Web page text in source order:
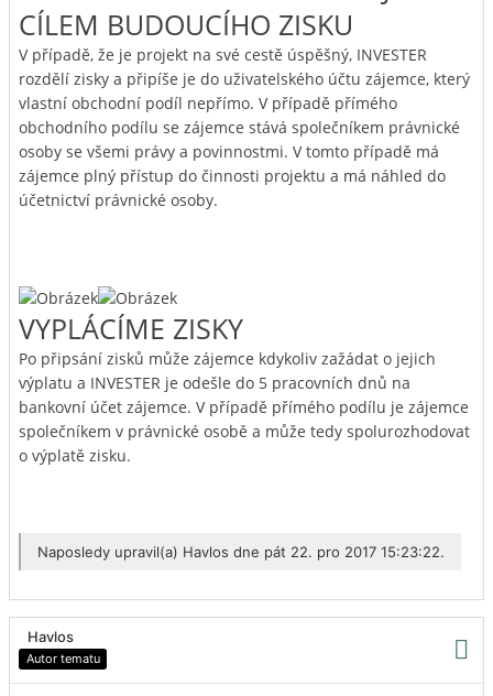
CÍLEM BUDOUCÍHO ZISKU
V případě, že je projekt na své cestě úspěšný, INVESTER
rozdělí zisky a připíše je do uživatelského účtu zájemce, který
vlastní obchodní podíl nepřímo. V případě přímého
obchodního podílu se zájemce stává společníkem právnické
osoby se všemi právy a povinnostmi. V tomto případě má
zájemce plný přístup do činnosti projektu a má náhled do
účetnictví právnické osoby.
VYPLÁCÍME ZISKY
Po připsání zisků může zájemce kdykoliv zažádat o jejich
výplatu a INVESTER je odešle do 5 pracovních dnů na
bankovní účet zájemce. V případě přímého podílu je zájemce
společníkem v právnické osobě a může tedy spolurozhodovat
o výplatě zisku.
Naposledy upravil(a) Havlos dne pát 22. pro 2017 15:23:22.
Havlos
Autor tematu